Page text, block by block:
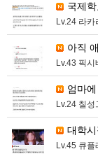
국제
Lv.24 라카
아직
Lv.43 픽시
엄마
Lv.24 칠성
대학
Lv.45 큐플